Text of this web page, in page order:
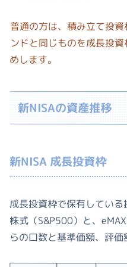
普通の方は、積み立て投
ンドと同じものを成長投
めします。
新NISAの資産推移
新NISA 成長投資枠
成長投資枠で保有してい
株式（S&P500）と、
らの口数と基準価額、評価